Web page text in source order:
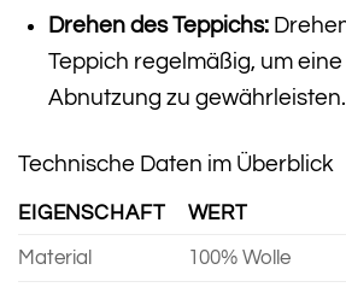
Drehen des Teppichs:
Teppich regelmäßig, um
Abnutzung zu gewährleisten.
Technische Daten im Überblick
EIGENSCHAFT WERT
Material 100% Wolle